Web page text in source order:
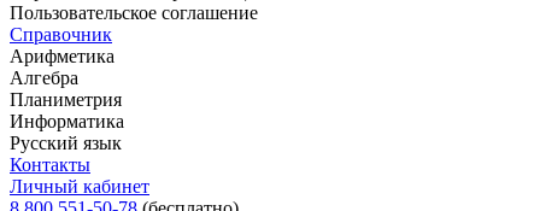
Пользовательское соглашение
Справочник
Арифметика
Алгебра
Планиметрия
Информатика
Русский язык
Контакты
Личный кабинет